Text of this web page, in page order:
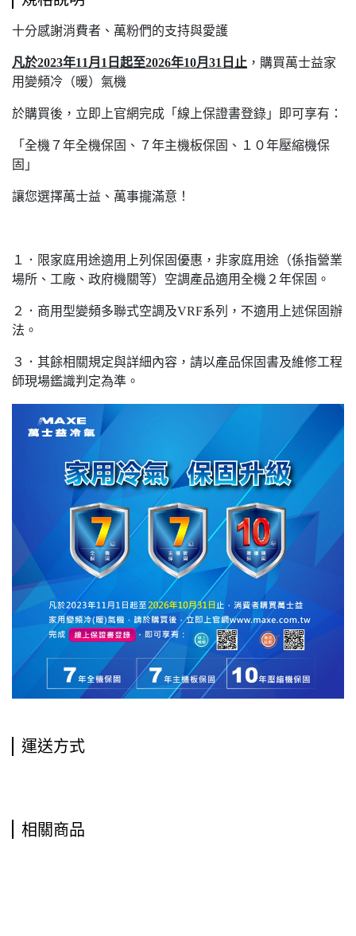
十分感謝消費者、萬粉們的支持與愛護
凡於2023年11月1日起至2026年10月31日止 ，購買萬士益家
用變頻冷（暖）氣機
於購買後，立即上官網完成「線上保證書登錄」即可享有：
「全機７年全機保固、７年主機板保固、１０年壓縮機保
固」
讓您選擇萬士益、萬事攏滿意！
１．限家庭用途適用上列保固優惠，非家庭用途（係指營業
場所、工廠、政府機關等）空調產品適用全機２年保固。
２．商用型變頻多聯式空調及VRF系列，不適用上述保固辦
法。
３．其餘相關規定與詳細內容，請以產品保固書及維修工程
師現場鑑識判定為準。
運送方式
相關商品